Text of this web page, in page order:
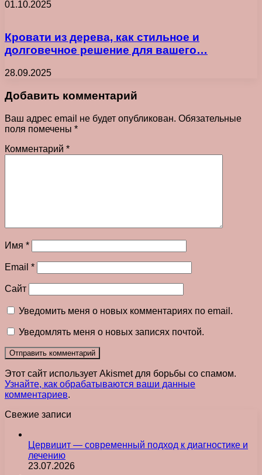
01.10.2025
Кровати из дерева, как стильное и
долговечное решение для вашего…
28.09.2025
Добавить комментарий
Ваш адрес email не будет опубликован. Обязательные
поля помечены *
Комментарий *
Имя *
Email *
Сайт
Уведомить меня о новых комментариях по email.
Уведомлять меня о новых записях почтой.
Этот сайт использует Akismet для борьбы со спамом.
Узнайте, как обрабатываются ваши данные
комментариев.
Свежие записи
Цервицит — современный подход к диагностике и
лечению
23.07.2026